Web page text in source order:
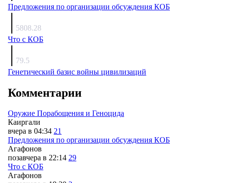
Предложения по организации обсуждения КОБ
5808.28
Что с КОБ
79.5
Генетический базис войны цивилизаций
Комментарии
Оружие Порабощения и Геноцида
Каиргали
вчера в 04:34 21
Предложения по организации обсуждения КОБ
Агафонов
позавчера в 22:14 29
Что с КОБ
Агафонов